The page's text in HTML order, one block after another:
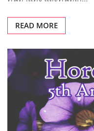
บทความน่าอ่าน
เปิดตัวแอดมิน
รอบ 5 ปีของเรา!
HoroGuide ก.